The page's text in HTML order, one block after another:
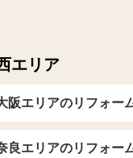
エリア
阪エリアのリフォー
良エリアのリフォー